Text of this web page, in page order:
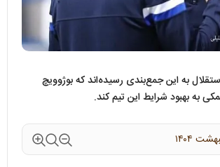
به این جمع‌بندی رسیده‌اند که بوژوویچ
به بهبود شرایط این تیم کند.